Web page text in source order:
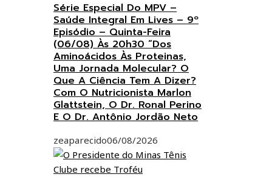
Série Especial Do MPV –
Saúde Integral Em Lives – 9º
Episódio – Quinta-Feira
(06/08) Às 20h30 “Dos
Aminoácidos Às Proteinas,
Uma Jornada Molecular? O
Que A Ciência Tem A Dizer?
Com O Nutricionista Marlon
Glattstein, O Dr. Ronal Perino
E O Dr. Antônio Jordão Neto
zeaparecido06/08/2026